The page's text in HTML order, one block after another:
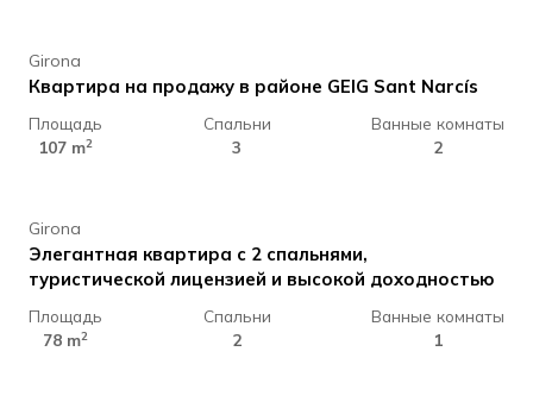
Girona
Квартира на продажу в районе GEIG Sant Narcís
Площадь
107 m2
Спальни
3
Ванные комнаты
2
340.000 €
Girona
Элегантная квартира с 2 спальнями,
туристической лицензией и высокой доходностью
Площадь
78 m2
Спальни
2
Ванные комнаты
1
1.250.000 €